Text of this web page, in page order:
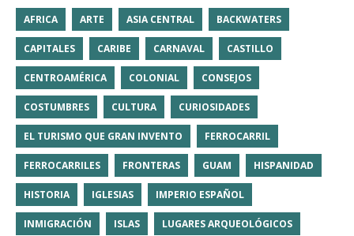
AFRICA ARTE ASIA CENTRAL BACKWATERS
CAPITALES CARIBE CARNAVAL CASTILLO
CENTROAMÉRICA COLONIAL CONSEJOS
COSTUMBRES CULTURA CURIOSIDADES
EL TURISMO QUE GRAN INVENTO FERROCARRIL
FERROCARRILES FRONTERAS GUAM HISPANIDAD
HISTORIA IGLESIAS IMPERIO ESPAÑOL
INMIGRACIÓN ISLAS LUGARES ARQUEOLÓGICOS